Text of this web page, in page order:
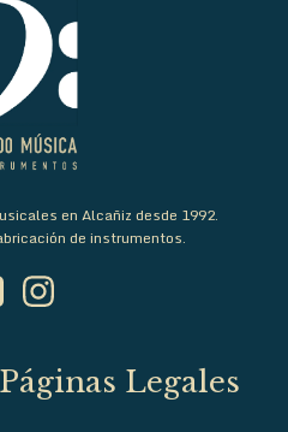
en Alcañiz desde 1992.
de instrumentos.
Páginas Legales